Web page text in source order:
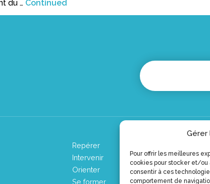
Gérer
Pour offrir les meilleures
cookies pour stocker et/ou
consentir à ces
comportement de
du … Continued
Repérer
Intervenir
Orienter
Se former
Outils &
Les produits
Annuaire